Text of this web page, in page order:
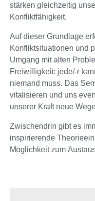
stärken gleichzeitig
Konfliktfähigkeit.
Auf dieser Grundlage
Konfliktsituationen und
Umgang mit alten
Freiwilligkeit: jede/-r
niemand muss. Das
vitalisieren und uns
unserer Kraft neue
Zwischendrin gibt es
inspirierende
Möglichkeit zum